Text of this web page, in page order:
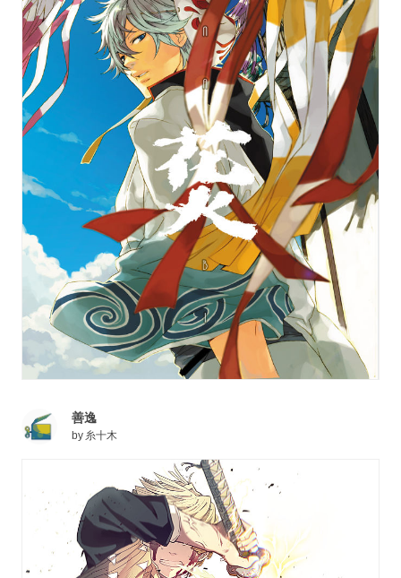
善逸
by 糸十木